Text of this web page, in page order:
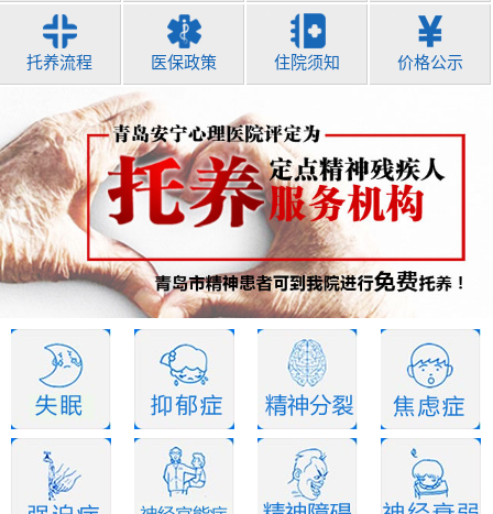
托养流程 医保政策 住院须知 价格公示